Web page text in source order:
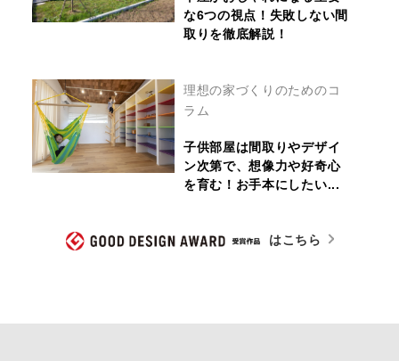
な6つの視点！失敗しない間
取りを徹底解説！
理想の家づくりのためのコ
ラム
子供部屋は間取りやデザイ
ン次第で、想像力や好奇心
を育む！お手本にしたい...
はこちら